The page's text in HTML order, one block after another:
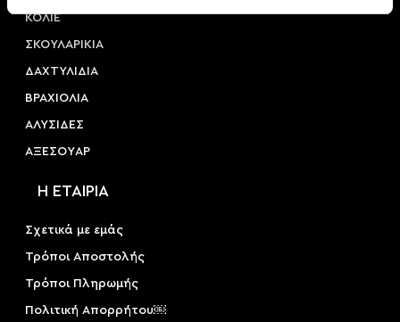
ΚΟΛΙΕ
ΣΚΟΥΛΑΡΙΚΙΑ
ΔΑΧΤΥΛΙΔΙΑ
ΒΡΑΧΙΟΛΙΑ
ΑΛΥΣΙΔΕΣ
ΑΞΕΣΟΥAΡ
Η ΕΤΑΙΡΙΑ
Σχετικά με εμάς
Τρόποι Αποστολής
Τρόποι Πληρωμής
Πολιτική Απορρήτου￼